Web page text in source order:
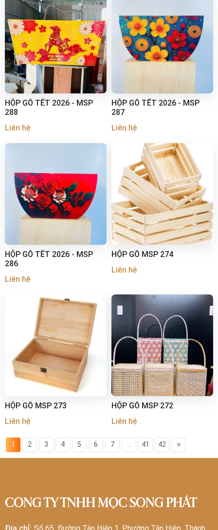
HỘP GỖ TẾT 2026 - MSP
288
Liên hệ
HỘP GỖ TẾT 2026 - MSP
287
Liên hệ
HỘP GỖ TẾT 2026 - MSP
286
Liên hệ
HỘP GỖ MSP 274
Liên hệ
HỘP GỖ MSP 273
Liên hệ
HỘP GỖ MSP 272
Liên hệ
1 2 3 4 5 6 7 ... 41 42
CÔNG TY TNHH MỘC SONG PHÁT
Địa chỉ: Số 65, Đường Tân Hiệp 1, Phường Tân Hiệp, Thành